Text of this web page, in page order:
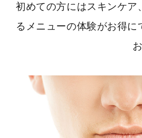
初めての方にはスキンケ
るメニューの体験がお得